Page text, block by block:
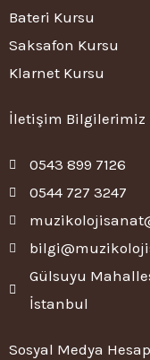
Bateri Kursu
Saksafon Kursu
Klarnet Kursu
İletişim Bilgilerimiz
0543 899 7126
0544 727 3247
Gülsuyu
İstanbul
Sosyal Medya